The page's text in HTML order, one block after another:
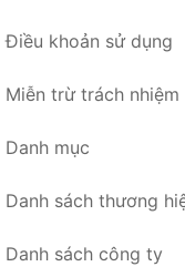
Điều khoản sử dụng
Miễn trừ trách nhiệm
Danh mục
Danh sách thương
Danh sách công ty